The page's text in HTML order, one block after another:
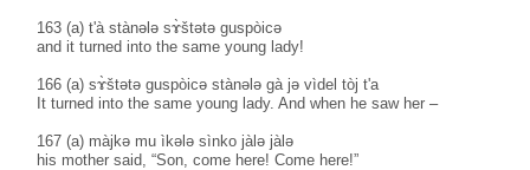
163 (a) t'à stànələ sɤ̀štətə guspòicə
and it turned into the same young lady!
166 (a) sɤ̀štətə guspòicə stànələ gà jə vìdel tòj t'a
It turned into the same young lady. And when he saw her –
167 (a) màjkə mu ìkələ sìnko jàlə jàlə
his mother said, “Son, come here! Come here!”